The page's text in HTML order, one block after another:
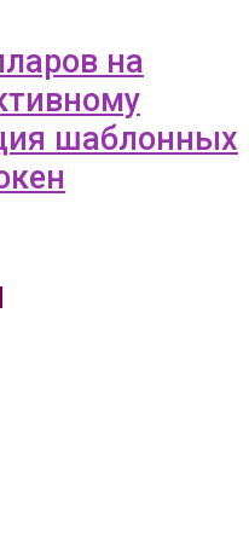
на
шаблонных